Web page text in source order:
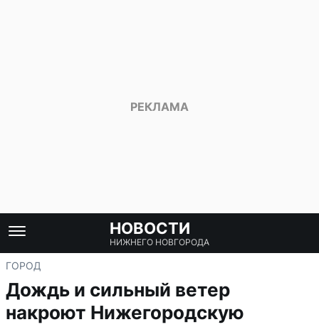
НОВОСТИ
НИЖНЕГО НОВГОРОДА
ГОРОД
Дождь и сильный ветер
накроют Нижегородскую